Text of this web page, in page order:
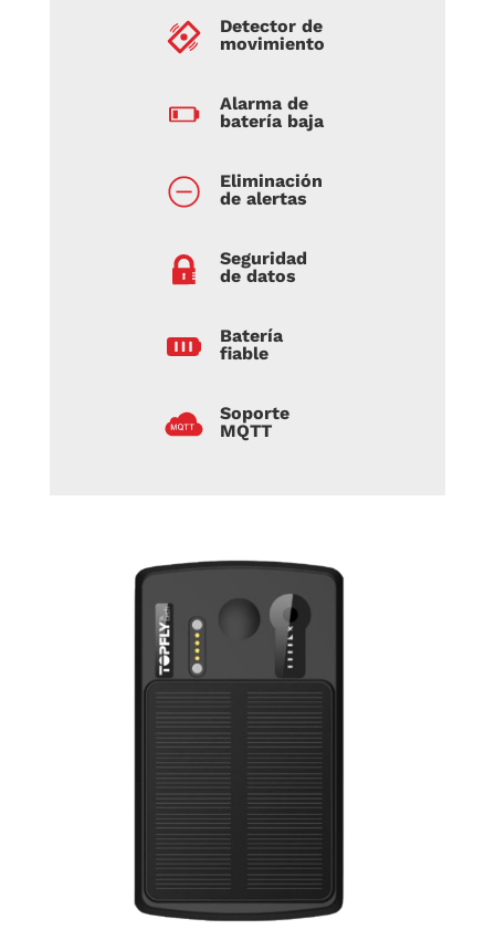
Detector de
movimiento
Alarma de
batería baja
Eliminación
de alertas
Seguridad
de datos
Batería
fiable
Soporte
MQTT